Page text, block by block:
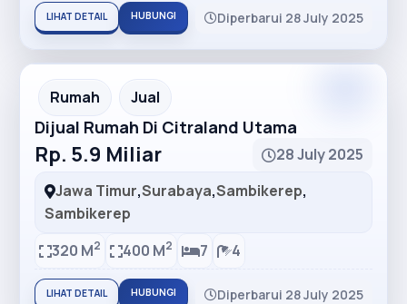
LIHAT DETAIL HUBUNGI Diperbarui 28 July 2025
Recommended
Rumah Jual
Dijual Rumah Di Citraland Utama
Rp. 5.9 Miliar
28 July 2025
Jawa Timur,Surabaya,Sambikerep,
Sambikerep
320 M2 400 M2 7 4
LIHAT DETAIL HUBUNGI Diperbarui 28 July 2025